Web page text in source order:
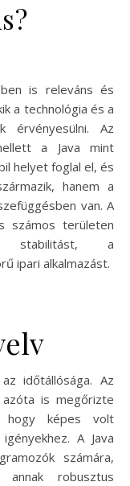
a technológia és a
érvényesülni. Az
a Java mint
helyet foglal el, és
hanem a
van. A
számos területen
stabilitást, a
ipari alkalmazást.
időtállósága. Az
is megőrizte
hogy képes volt
A Java
számára,
robusztus